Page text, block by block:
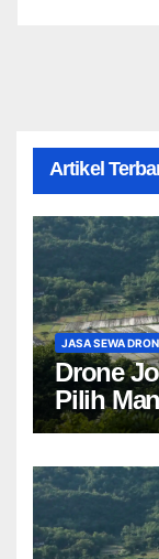
Artikel
JASA SEWA
Drone
Pilih
Drone